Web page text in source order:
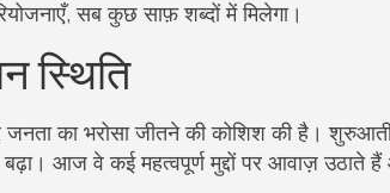
सब कुछ साफ़ शब्दों में मिलेगा।
स्थिति
जनता का भरोसा जीतने की कोशिश की है।
आज वे कई महत्वपूर्ण मुद्दों पर आवाज़ उठाते